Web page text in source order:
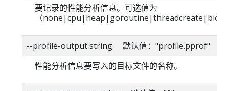
要记录的性能分析信息。可选值为
（
--profile-output string 默认值："profile.pprof"
性能分析信息要写入的目标文件的名称。